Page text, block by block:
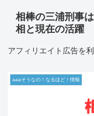
相棒の三浦刑事
相と現在の活躍
アフィリエイト広告を
aaaそうなの！なるほど！情報